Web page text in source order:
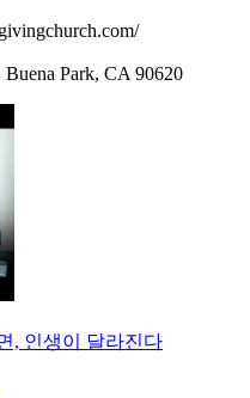
Park, CA 90620
, 인생이 달라진다